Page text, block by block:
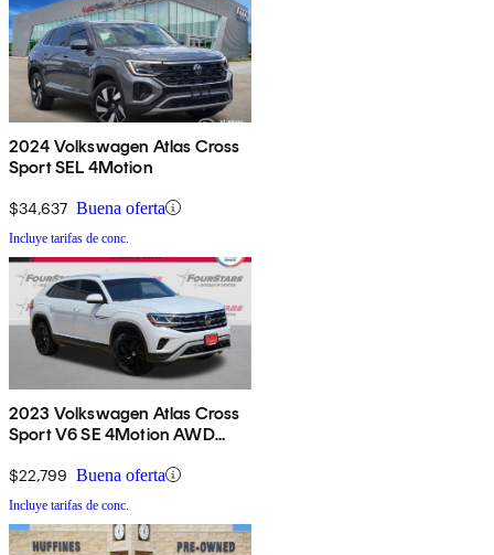
2024 Volkswagen Atlas Cross
Sport SEL 4Motion
$34,637 Buena oferta
Incluye tarifas de conc.
2023 Volkswagen Atlas Cross
Sport V6 SE 4Motion AWD
$22,799 Buena oferta
Incluye tarifas de conc.